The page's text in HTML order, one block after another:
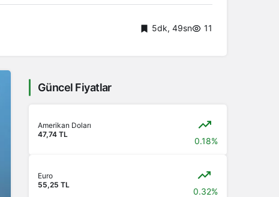
5dk, 49sn 11
Güncel Fiyatlar
Amerikan Doları
47,74 TL
0.18%
Euro
55,25 TL
0.32%